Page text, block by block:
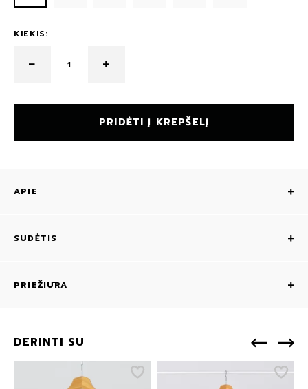
KIEKIS:
PRIDĖTI Į KREPŠELĮ
APIE
SUDĖTIS
PRIEŽIŪRA
DERINTI SU